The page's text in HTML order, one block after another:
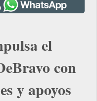
el
con
y apoyos